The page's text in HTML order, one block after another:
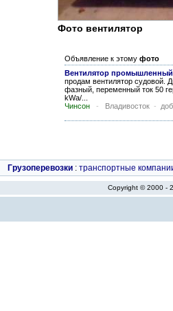
Фото вентилятор
Объявление к этому фото
Вентилятор
продам вентилятор судовой.
фазный, переменный ток 50
kWa/...
Чинсон - Владивосток -
Грузоперевозки : транспортные
Copyright © 2000 -